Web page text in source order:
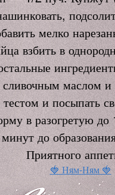
мелко
взбить в
маслом и
тестом и посыпать
в разогретую до
до
Приятного
🍓 Ням-Ням 🍓